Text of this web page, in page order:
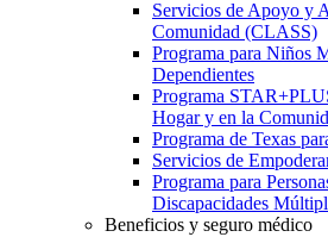
Servicios de Apoyo y
Comunidad (CLASS)
Programa para Niños
Dependientes
Programa
Hogar y en la
Programa de Texas
Servicios de
Programa para
Discapacidades
Beneficios y seguro médico